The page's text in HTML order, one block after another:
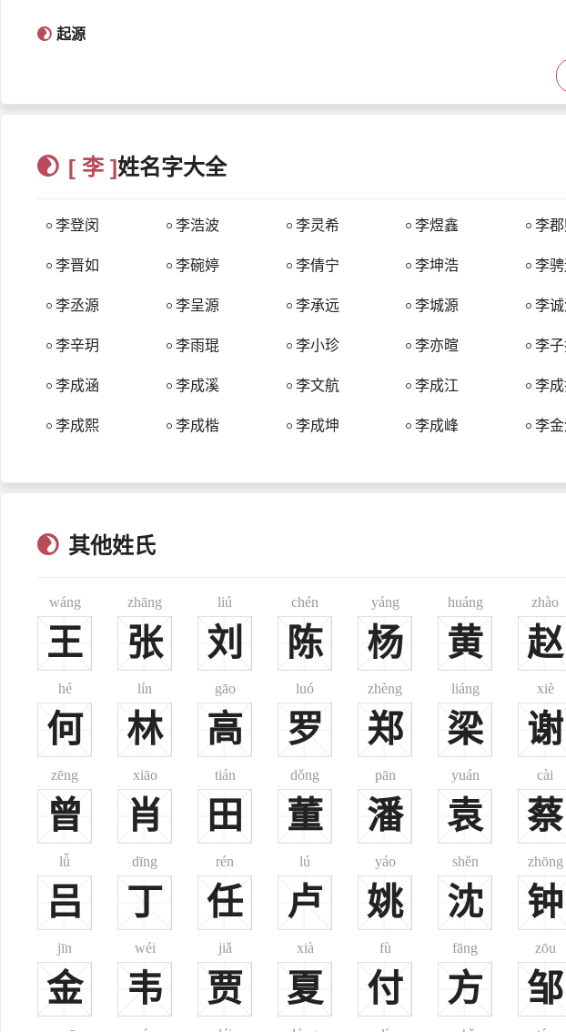
起源
2、李树图腾说。即认为李姓起源于图腾崇拜，以李树为图腾。
入李白家有桃李园，唐朝皇宫苑园多植李树。
商朝时期，有周的同姓后裔，名巴人，居钟离山（今湖北长阳西北一带）。周武王灭商
一个王朝。
4、源于封赏赐姓与恢复李氏。
北魏时期，孝文迁都洛阳后，实行文化上全面汉化政策，鲜卑族有复姓叱李氏被封为李
大约占全国李姓总人口的44%。其次分布于陕西、江西、山西、湖南等地。全国形成了围绕
朝的野蛮统治有密切关系。面对战乱和屠杀的受害群体首先是大姓汉族人群，李姓是北方地
于江西、山西、山东三地，大约占全国李姓总人口的32.7%。其次分布于浙江、江苏、河北
国重新形成了东南的赣苏浙闽、华北的晋冀豫鲁两大块李姓人口聚集地区。
东、四川、河北四省，大约占全国李姓总人口的32%。其次分布于广东、湖南、湖北、云南
10.3%。全国形成了中原、华北、云川、东北四大块李姓高密度聚居区。
李姓分布很广，但不均衡。李姓在西南、华北是最常见的姓氏。李姓在人群中分布频率
约占了国图面积的18%，大约30%的李姓人口居住于此；陕甘宁蒙大部、川东、重庆、黔湘
51%的李姓人口居住于此；赣浙闽台、苏皖大部、桂南、海南、粤东、新疆西北、甘西等地
陇西郡：战国时秦昭襄王二十七年（公元前280年）设置，因在陇山之西得名。相当于今
赵郡：汉高帝四年（公元前203年）将秦代原有的邯郸改为赵国，治所在邯郸（今河北省
顿丘郡：西晋时置郡。此支李氏陇西李氏分支，其开基始祖为西汉名将李广1世孙李忠。
中山郡：汉高帝置郡。此支李氏为赵郡李氏分支，其开基始祖为李玑第三字李齐。
广汉郡：汉时置郡。此支李氏为陇西李氏之后，其开基始祖为李尚（李广之父）。
此外还有渤海郡、襄城郡、江夏郡、梓潼郡、范阳郡、南阳郡等。
陇西堂：因为李氏望出陇西郡故名。
[ 李 ]姓名字大全
李登闵 李浩波 李灵希 李煜鑫 李
李晋如 李碗婷 李倩宁 李坤浩 李
李丞源 李呈源 李承远 李城源 李
李辛玥 李雨琨 李小珍 李亦暄 李
李成涵 李成溪 李文航 李成江 李
李成熙 李成楷 李成坤 李成峰 李
其他姓氏
wáng
王
zhāng
张
liú
刘
chén
陈
yáng
杨
huáng
黄
zhào
赵
hé
何
lín
林
gāo
高
luó
罗
zhèng
郑
liáng
梁
xiè
谢
zēng
曾
xiāo
肖
tián
田
dǒng
董
pān
潘
yuán
袁
cài
蔡
lǚ
吕
dīng
丁
rén
任
lú
卢
yáo
姚
shěn
沈
zhōng
钟
jīn
金
wéi
韦
jiǎ
贾
xià
夏
fù
付
fāng
方
zōu
邹